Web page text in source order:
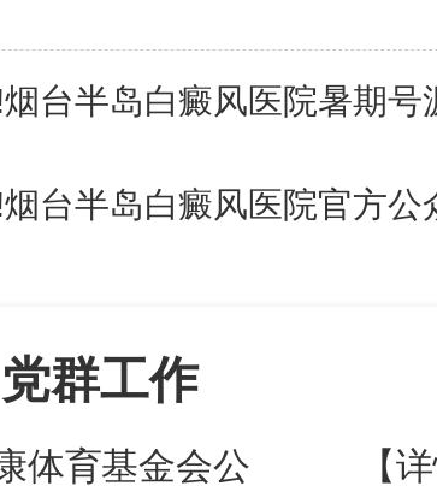
台半岛白癜风医院暑期号
台半岛白癜风医院官方公
党群工作
体育基金会公
【